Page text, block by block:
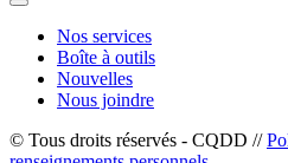
Nos services
Boîte à outils
Nouvelles
Nous joindre
© Tous droits réservés - CQDD //